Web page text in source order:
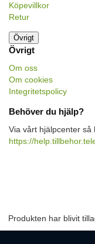
Köpevillkor
Retur
Övrigt
Övrigt
Om oss
Om cookies
Integritetspolicy
Behöver du hjälp?
Via vårt hjälpcenter
https://
Produkten har blivit